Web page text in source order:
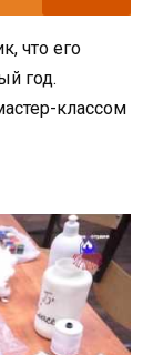
что его
год.
классом